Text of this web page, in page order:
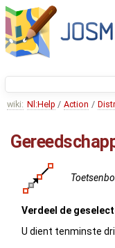
wiki: Nl:Help / Action /
Verdeel de
U dient tenminste